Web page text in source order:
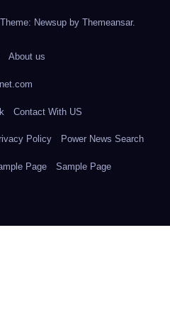
Theme: Newsup by Themeansar.
About us
Contact With US
Policy Power News Search
Page Sample Page